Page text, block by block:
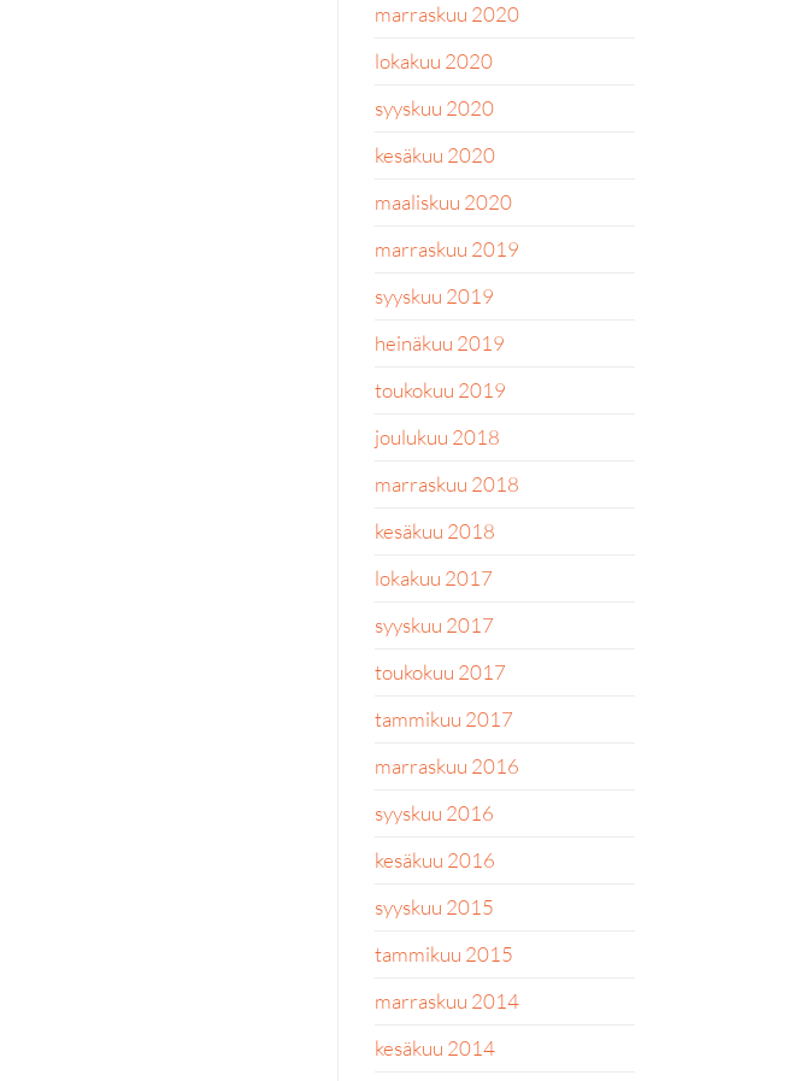
marraskuu 2020
lokakuu 2020
syyskuu 2020
kesäkuu 2020
maaliskuu 2020
marraskuu 2019
syyskuu 2019
heinäkuu 2019
toukokuu 2019
joulukuu 2018
marraskuu 2018
kesäkuu 2018
lokakuu 2017
syyskuu 2017
toukokuu 2017
tammikuu 2017
marraskuu 2016
syyskuu 2016
kesäkuu 2016
syyskuu 2015
tammikuu 2015
marraskuu 2014
kesäkuu 2014